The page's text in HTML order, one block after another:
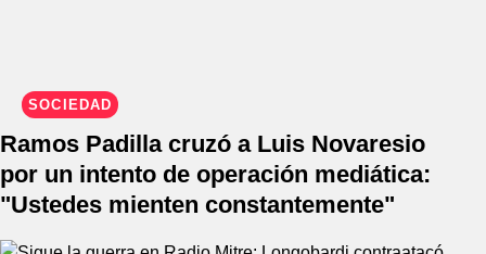
SOCIEDAD
Ramos Padilla cruzó a Luis Novaresio
por un intento de operación mediática:
"Ustedes mienten constantemente"